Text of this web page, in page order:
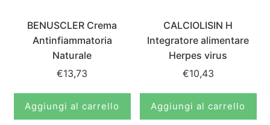
BENUSCLER Crema
Antinfiammatoria
Naturale
€13,73
Aggiungi al carrello
CALCIOLISIN H
Integratore alimentare
Herpes virus
€10,43
Aggiungi al carrello